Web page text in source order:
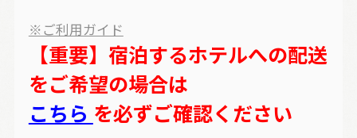
※ご利用ガイド
【重要】宿泊するホテルへの配送
をご希望の場合は
こちら を必ずご確認ください